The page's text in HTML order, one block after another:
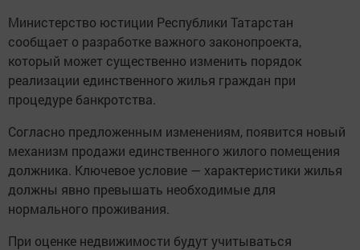
Министерство юстиции Республики Татарстан
сообщает о разработке важного законопроекта,
который может существенно изменить порядок
реализации единственного жилья граждан при
процедуре банкротства.
Согласно предложенным изменениям, появится новый
механизм продажи единственного жилого помещения
должника. Ключевое условие — характеристики жилья
должны явно превышать необходимые для
нормального проживания.
При оценке недвижимости будут учитываться